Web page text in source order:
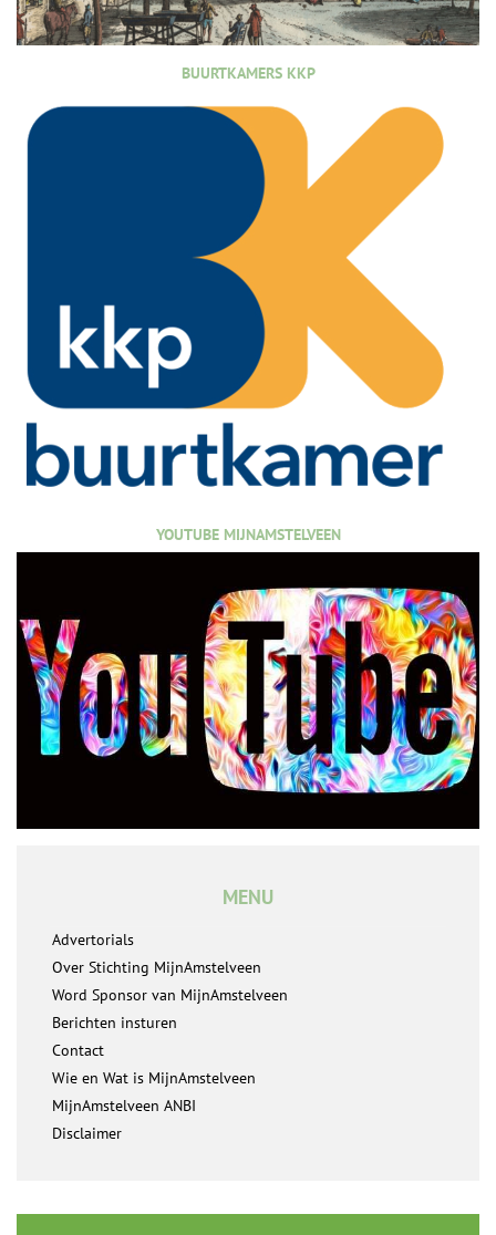
BUURTKAMERS KKP
YOUTUBE MIJNAMSTELVEEN
MENU
Advertorials
Over Stichting MijnAmstelveen
Word Sponsor van MijnAmstelveen
Berichten insturen
Contact
Wie en Wat is MijnAmstelveen
MijnAmstelveen ANBI
Disclaimer